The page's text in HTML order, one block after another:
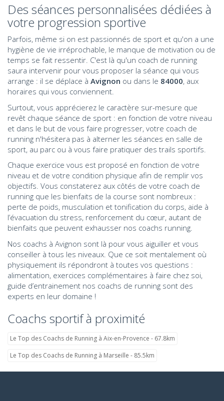
Des séances personnalisées dédiées à
votre progression sportive
Parfois, même si on est passionnés de sport et qu'on a une
hygiène de vie irréprochable, le manque de motivation ou de
temps se fait ressentir. C'est là qu'un coach de running
saura intervenir pour vous proposer la séance qui vous
arrange : il se déplace à Avignon ou dans le 84000, aux
horaires qui vous conviennent.
Surtout, vous apprécierez le caractère sur-mesure que
revêt chaque séance de sport : en fonction de votre niveau
et dans le but de vous faire progresser, votre coach de
running n'hésitera pas à alterner les séances en salle de
sport, au parc ou à vous faire pratiquer des trails sportifs.
Chaque exercice vous est proposé en fonction de votre
niveau et de votre condition physique afin de remplir vos
objectifs. Vous constaterez aux côtés de votre coach de
running que les bienfaits de la course sont nombreux :
perte de poids, musculation et tonification du corps, aide à
l’évacuation du stress, renforcement du cœur, autant de
bienfaits que peuvent exhausser nos coachs running.
Nos coachs à Avignon sont là pour vous aiguiller et vous
conseiller à tous les niveaux. Que ce soit mentalement où
physiquement ils répondront à toutes vos questions :
alimentation, exercices complémentaires à faire chez soi,
guide d’entrainement nos coachs de running sont des
experts en leur domaine !
Coachs sportif à proximité
Le Top des Coachs de Running à Aix-en-Provence - 67.8km
Le Top des Coachs de Running à Marseille - 85.5km